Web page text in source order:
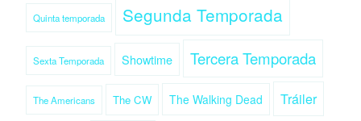
Quinta temporada Segunda Temporada
Sexta Temporada Showtime Tercera Temporada
The Americans The CW The Walking Dead Tráiler